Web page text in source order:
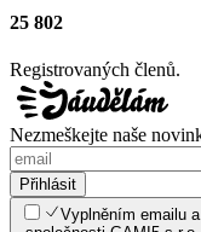
25 802
Registrovaných členů.
Nezmeškejte naše
Přihlásit
Vyplněním emailu